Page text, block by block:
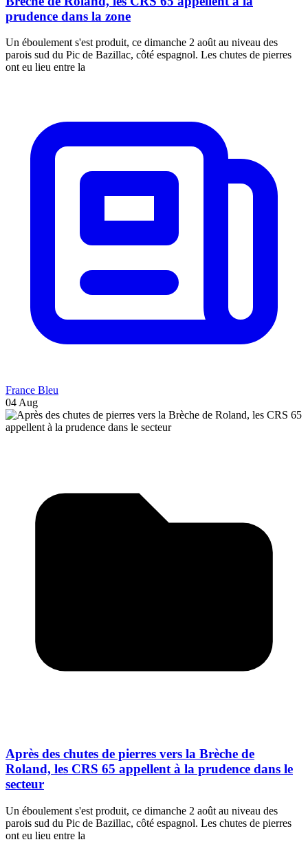
prudence dans la zone
Un éboulement s'est produit, ce dimanche 2 août au niveau des
parois sud du Pic de Bazillac, côté espagnol. Les chutes de pierres
ont eu lieu entre la
France Bleu
04 Aug
Après des chutes de pierres vers la Brèche de
Roland, les CRS 65 appellent à la prudence dans le
secteur
Un éboulement s'est produit, ce dimanche 2 août au niveau des
parois sud du Pic de Bazillac, côté espagnol. Les chutes de pierres
ont eu lieu entre la